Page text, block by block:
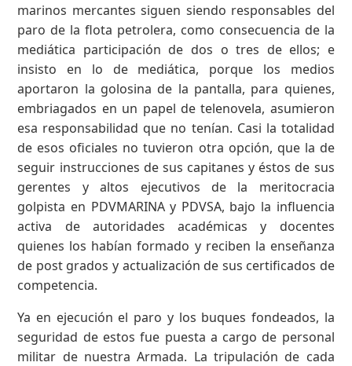
marinos mercantes siguen siendo responsables del
paro de la flota petrolera, como consecuencia de la
mediática participación de dos o tres de ellos; e
insisto en lo de mediática, porque los medios
aportaron la golosina de la pantalla, para quienes,
embriagados en un papel de telenovela, asumieron
esa responsabilidad que no tenían. Casi la totalidad
de esos oficiales no tuvieron otra opción, que la de
seguir instrucciones de sus capitanes y éstos de sus
gerentes y altos ejecutivos de la meritocracia
golpista en PDVMARINA y PDVSA, bajo la influencia
activa de autoridades académicas y docentes
quienes los habían formado y reciben la enseñanza
de post grados y actualización de sus certificados de
competencia.
Ya en ejecución el paro y los buques fondeados, la
seguridad de estos fue puesta a cargo de personal
militar de nuestra Armada. La tripulación de cada